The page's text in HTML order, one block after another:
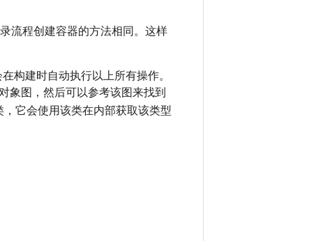
流程创建容器的方法相同。 这样
构建时自动执行以上所有操作。
象图，然后可以参考该图来找到
，它会使用该类在内部获取该类型